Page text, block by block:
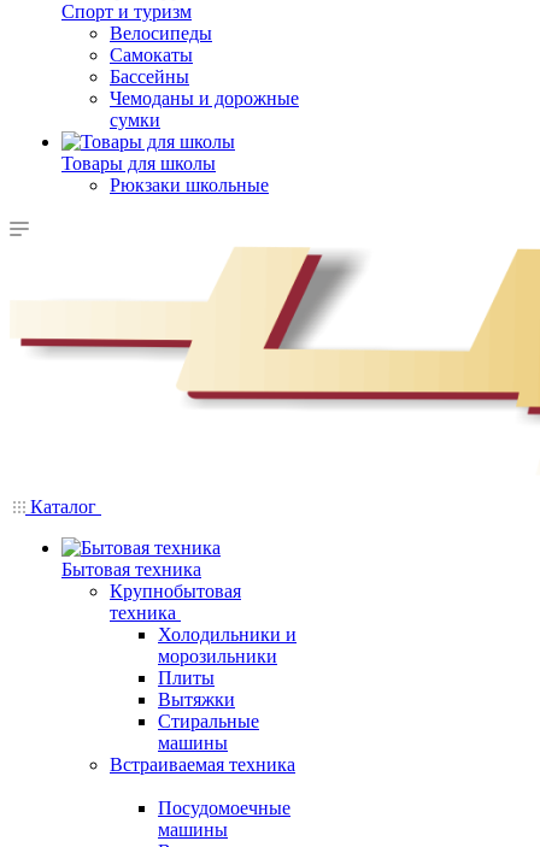
Спорт и туризм
Велосипеды
Самокаты
Бассейны
Чемоданы и дорожные
сумки
Товары для школы
Рюкзаки школьные
Каталог
Бытовая техника
Крупнобытовая
техника
Холодильники и
морозильники
Плиты
Вытяжки
Стиральные
машины
Встраиваемая техника
Посудомоечные
машины